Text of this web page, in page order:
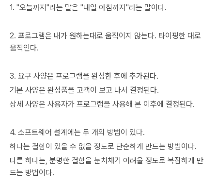
1. "오늘까지"라는 말은 "내일 아침까지"라는 말이다.
2. 프로그램은 내가 원하는대로 움직이지 않는다. 타이핑한 대로
움직인다.
3. 요구 사양은 프로그램을 완성한 후에 추가된다.
기본 사양은 완성품을 고객이 보고 나서 결정된다.
상세 사양은 사용자가 프로그램을 사용해 본 이후에 결정된다.
4. 소프트웨어 설계에는 두 개의 방법이 있다.
하나는 결함이 있을 수 없을 정도로 단순하게 만드는 방법이다.
다른 하나는, 분명한 결함을 눈치채기 어려울 정도로 복잡하게 만
드는 방법이다.